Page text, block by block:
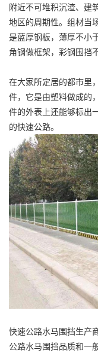
附近不可堆积沉渣、建
地区的周期性。组材当
是蓝厚钢板，薄厚不小
角钢做框架，彩钢围挡
在大家所定居的都市里
件，它是由塑料做成的
件的外表上还能够标出
的快速公路。
快速公路水马围挡生产
公路水马围挡品质和一